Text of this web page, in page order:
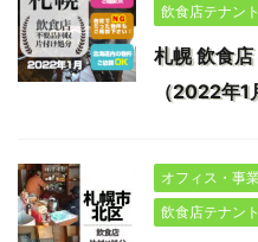
飲食店テナン
札幌 飲食
（2022年1
オフィス・事
飲食店テナン